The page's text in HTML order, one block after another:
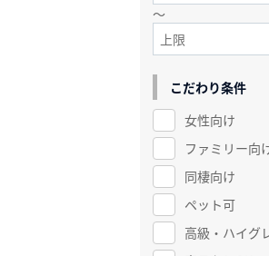
～
こだわり条件
女性向け
ファミリー向
同棲向け
ペット可
高級・ハイグ